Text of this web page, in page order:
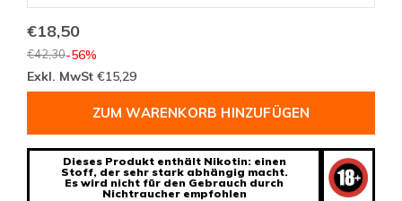
€18,50
€42,30-56%
Exkl. MwSt €15,29
ZUM WARENKORB HINZUFÜGEN
Dieses Produkt enthält Nikotin: einen
Stoff, der sehr stark abhängig macht.
Es wird nicht für den Gebrauch durch
Nichtraucher empfohlen